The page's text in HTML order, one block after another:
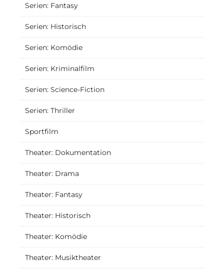
Serien: Fantasy
Serien: Historisch
Serien: Komödie
Serien: Kriminalfilm
Serien: Science-Fiction
Serien: Thriller
Sportfilm
Theater: Dokumentation
Theater: Drama
Theater: Fantasy
Theater: Historisch
Theater: Komödie
Theater: Musiktheater